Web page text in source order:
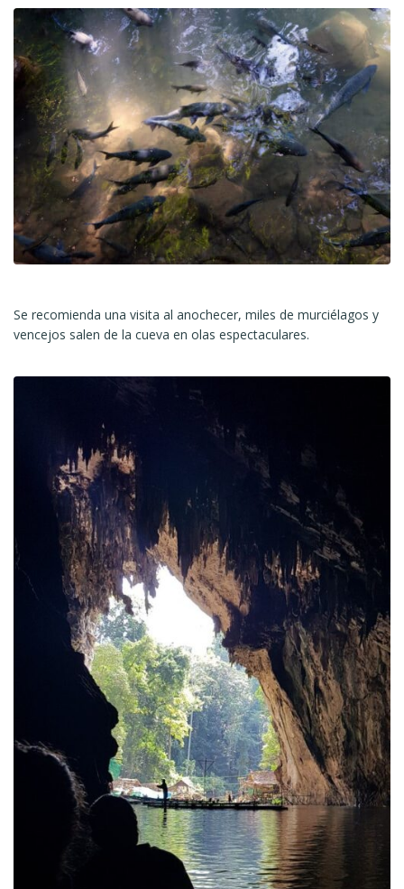
Se recomienda una visita al anochecer, miles de murciélagos y
vencejos salen de la cueva en olas espectaculares.